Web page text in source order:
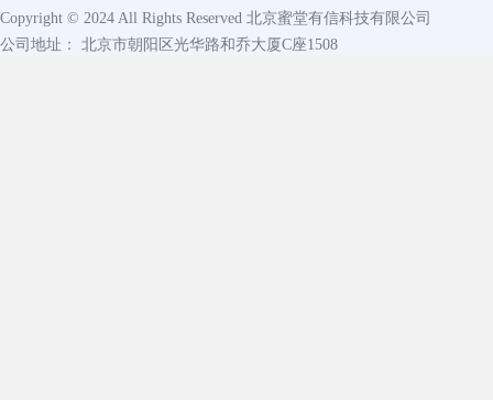
Copyright © 2024 All Rights Reserved 北京蜜堂有信科技有限公司
公司地址： 北京市朝阳区光华路和乔大厦C座1508